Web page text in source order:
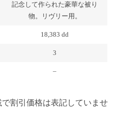
記念して作られた豪華な被り
物。リヴリー用。
18,383 dd
3
–
割引価格は表記していませ